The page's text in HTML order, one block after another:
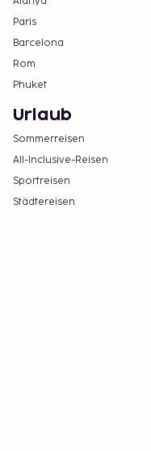
Paris
Barcelona
Rom
Phuket
Urlaub
Sommerreisen
All-Inclusive-Reisen
Sportreisen
Städtereisen